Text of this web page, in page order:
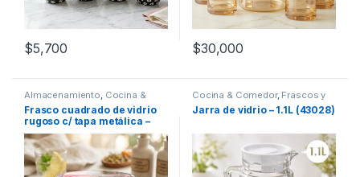
$5,700 $30,000
Almacenamiento, Cocina &
Comedor Frascos y Jarras
Recipientes para bebidas y
líquidos
Frasco cuadrado de vidrio
rugoso c/ tapa metálica –
1.1L [A1131]
Cocina & Comedor, Frascos y
Jarras Recipientes para
bebidas y líquidos
Jarra de vidrio – 1.1L (43028)